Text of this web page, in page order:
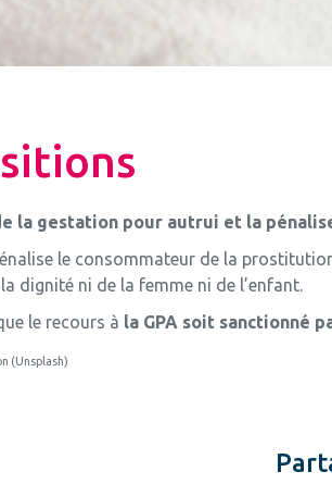
la gestation pour autrui et la
le consommateur de la
dignité ni de la femme ni de l’enfant.
le recours à la GPA soit sanctionné
(Unsplash)